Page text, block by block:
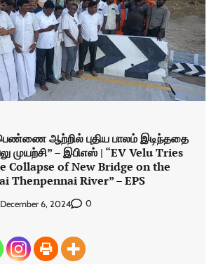
ஆற்றில் புதிய பாலம் இடிந்ததை
முயற்சி” – இபிஎஸ் | “EV Velu Tries
Collapse of New Bridge on the
Thenpennai River” – EPS
December 6, 2024 0